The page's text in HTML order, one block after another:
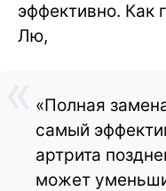
эффективно. Как
Лю,
«Полная
самый
артрита
может